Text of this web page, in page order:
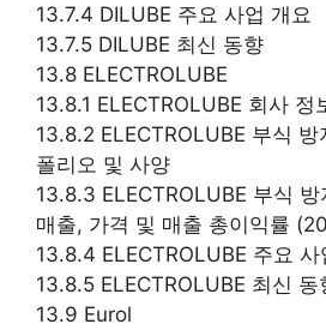
13.7.4 DILUBE 주요 사업 개요
13.7.5 DILUBE 최신 동향
13.8 ELECTROLUBE
13.8.1 ELECTROLUBE 회사 정
13.8.2 ELECTROLUBE 부식
폴리오 및 사양
13.8.3 ELECTROLUBE 부식
매출, 가격 및 매출 총이익률
13.8.4 ELECTROLUBE 주요 사
13.8.5 ELECTROLUBE 최신 동
13.9 Eurol